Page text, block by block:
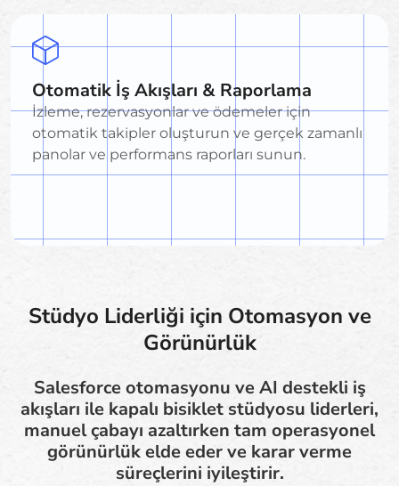
Otomatik İş Akışları & Raporlama
İzleme, rezervasyonlar ve ödemeler için
otomatik takipler oluşturun ve gerçek zamanlı
panolar ve performans raporları sunun.
Stüdyo Liderliği için Otomasyon ve
Görünürlük
Salesforce otomasyonu ve AI destekli iş
akışları ile kapalı bisiklet stüdyosu liderleri,
manuel çabayı azaltırken tam operasyonel
görünürlük elde eder ve karar verme
süreçlerini iyileştirir.